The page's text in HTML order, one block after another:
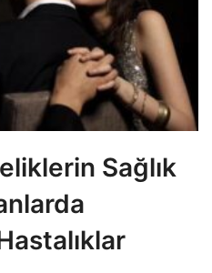
Sağlık